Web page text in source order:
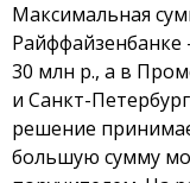
Максимальная
30 млн р., а в
и Санкт-
решение
большую сумму